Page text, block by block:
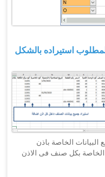
استيراده بالشكل
الخاصة باذن
الخاصة بكل صنف فى الاذن